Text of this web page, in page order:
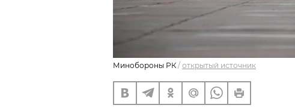
Минобороны РК / открытый источник